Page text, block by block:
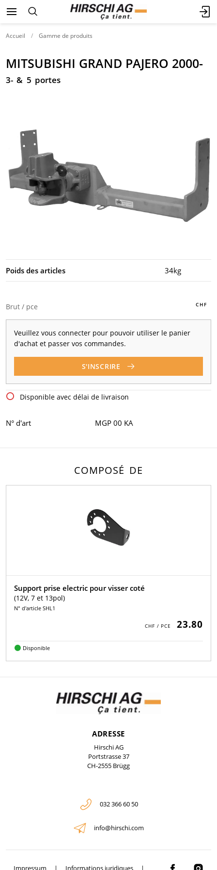
Accueil Gamme de produits
MITSUBISHI GRAND PAJERO 2000-
3- & 5 portes
Poids des articles 34kg
Brut / pce
Veuillez vous connecter pour pouvoir utiliser le panier
d'achat et passer vos commandes.
S'INSCRIRE
Disponible avec délai de livraison
N° d'art MGP 00 KA
COMPOSÉ DE
Support prise electric pour visser coté
(12V, 7 et 13pol)
N° d'article SHL1
23.80
Disponible
ADRESSE
Hirschi AG
Portstrasse 37
CH-2555 Brügg
032 366 60 50
info@hirschi.com
Impressum Informations juridiques